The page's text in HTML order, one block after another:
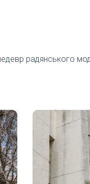
радянського